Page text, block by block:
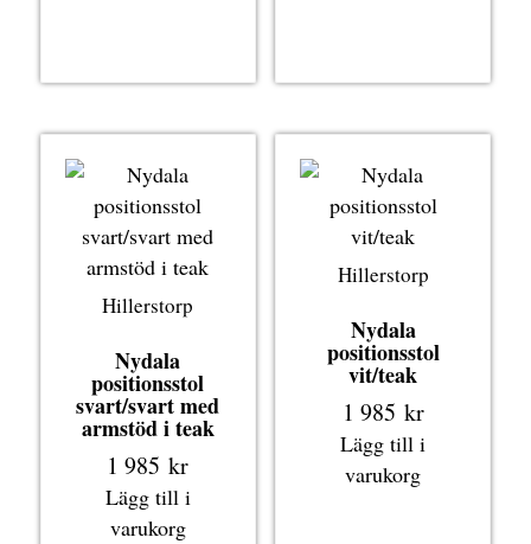
Hillerstorp
Nydala
positionsstol
svart/svart med
armstöd i teak
1 985kr
Lägg till i
varukorg
Hillerstorp
Nydala
positionsstol
vit/teak
1 985 kr
Lägg till i
varukorg